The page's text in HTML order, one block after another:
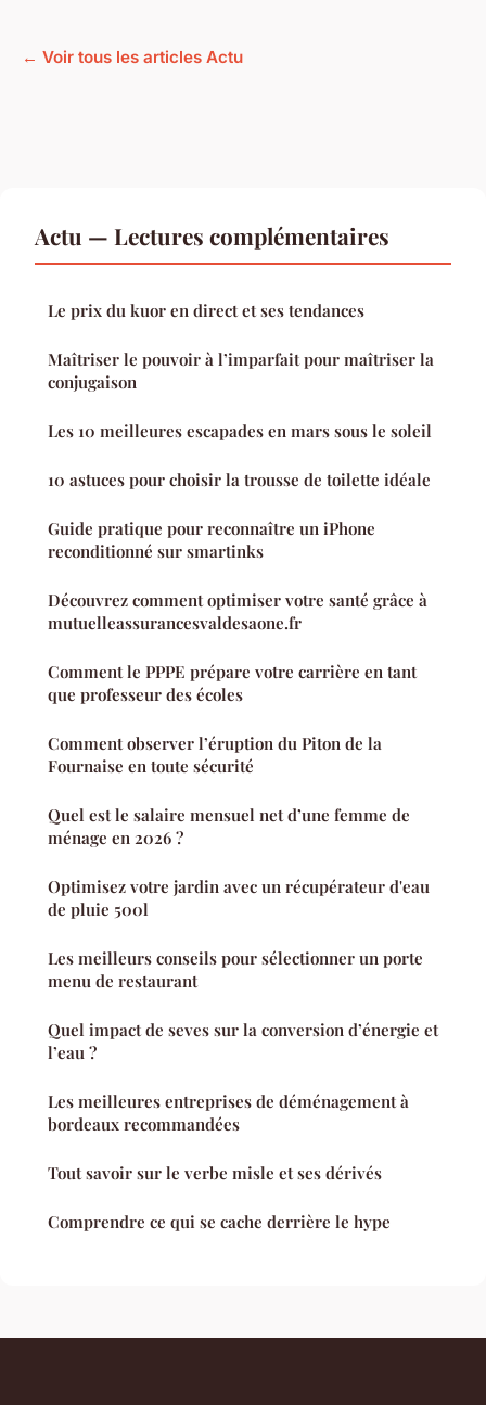
← Voir tous les articles Actu
Actu — Lectures complémentaires
Le prix du kuor en direct et ses tendances
Maîtriser le pouvoir à l’imparfait pour maîtriser la
conjugaison
Les 10 meilleures escapades en mars sous le soleil
10 astuces pour choisir la trousse de toilette idéale
Guide pratique pour reconnaître un iPhone
reconditionné sur smartinks
Découvrez comment optimiser votre santé grâce à
mutuelleassurancesvaldesaone.fr
Comment le PPPE prépare votre carrière en tant
que professeur des écoles
Comment observer l’éruption du Piton de la
Fournaise en toute sécurité
Quel est le salaire mensuel net d’une femme de
ménage en 2026 ?
Optimisez votre jardin avec un récupérateur d'eau
de pluie 500l
Les meilleurs conseils pour sélectionner un porte
menu de restaurant
Quel impact de seves sur la conversion d’énergie et
l’eau ?
Les meilleures entreprises de déménagement à
bordeaux recommandées
Tout savoir sur le verbe misle et ses dérivés
Comprendre ce qui se cache derrière le hype